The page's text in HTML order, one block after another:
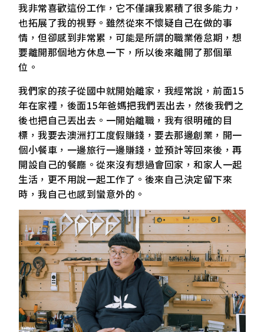
我非常喜歡這份工作，它不僅讓我累積了很多能力，
也拓展了我的視野。雖然從來不懷疑自己在做的事
情，但卻感到非常累，可能是所謂的職業倦怠期，想
要離開那個地方休息一下，所以後來離開了那個單
位。
我們家的孩子從國中就開始離家，我經常說，前面15
年在家裡，後面15年爸媽把我們丟出去，然後我們之
後也把自己丟出去。一開始離職，我有很明確的目
標，我要去澳洲打工度假賺錢，要去那邊創業，開一
個小餐車，一邊旅行一邊賺錢，並預計等回來後，再
開設自己的餐廳。從來沒有想過會回家，和家人一起
生活，更不用說一起工作了。後來自己決定留下來
時，我自己也感到蠻意外的。